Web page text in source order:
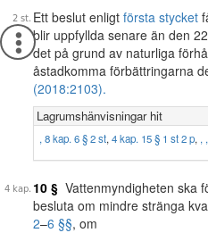
Ett beslut enligt första stycket
blir uppfyllda senare än den
det på grund av naturliga
åstadkomma förbättringarna
(2018:2103).
Lagrumshänvisningar hit
, 8 kap. 6 § 2 st, 4 kap. 15 § 1 st 2 p, , ,
10 § Vattenmyndigheten ska
besluta om mindre stränga
2–6 §§, om